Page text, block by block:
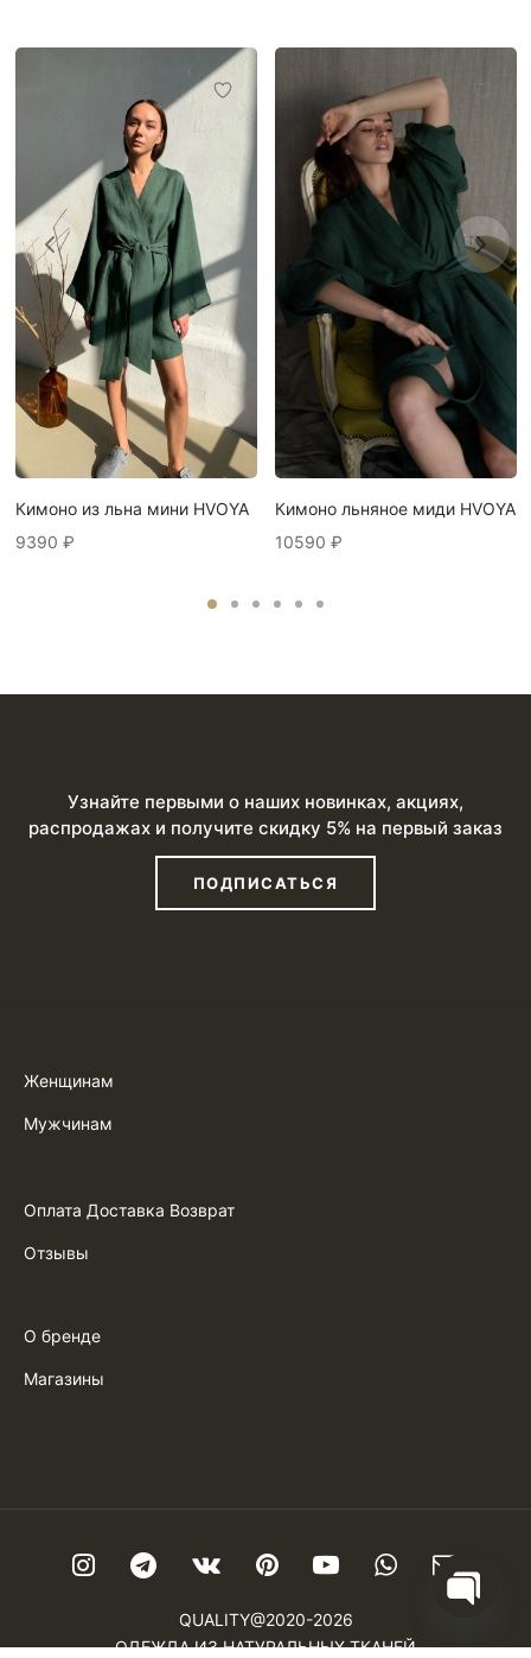
Кимоно из льна мини HVOYA
9390 ₽
Кимоно льняное миди HVOYA
10590 ₽
Узнайте первыми о наших новинках, акциях,
распродажах и получите скидку 5% на первый заказ
ПОДПИСАТЬСЯ
Женщинам
Мужчинам
Оплата Доставка Возврат
Отзывы
О бренде
Магазины
QUALITY@2020-2026
ОДЕЖДА ИЗ НАТУРАЛЬНЫХ ТКАНЕЙ